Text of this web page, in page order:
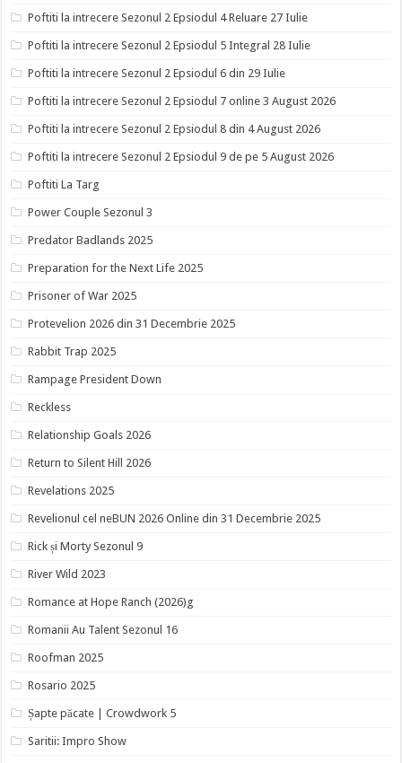
Poftiti la intrecere Sezonul 2 Epsiodul 4 Reluare 27 Iulie
Poftiti la intrecere Sezonul 2 Epsiodul 5 Integral 28 Iulie
Poftiti la intrecere Sezonul 2 Epsiodul 6 din 29 Iulie
Poftiti la intrecere Sezonul 2 Epsiodul 7 online 3 August 2026
Poftiti la intrecere Sezonul 2 Epsiodul 8 din 4 August 2026
Poftiti la intrecere Sezonul 2 Epsiodul 9 de pe 5 August 2026
Poftiti La Targ
Power Couple Sezonul 3
Predator Badlands 2025
Preparation for the Next Life 2025
Prisoner of War 2025
Protevelion 2026 din 31 Decembrie 2025
Rabbit Trap 2025
Rampage President Down
Reckless
Relationship Goals 2026
Return to Silent Hill 2026
Revelations 2025
Revelionul cel neBUN 2026 Online din 31 Decembrie 2025
Rick și Morty Sezonul 9
River Wild 2023
Romance at Hope Ranch (2026)g
Romanii Au Talent Sezonul 16
Roofman 2025
Rosario 2025
Șapte păcate | Crowdwork 5
Saritii: Impro Show